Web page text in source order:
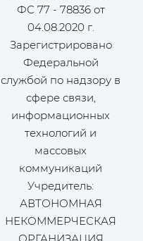
ФС 77 - 78836 от
04.08.2020 г.
Зарегистрировано
Федеральной
службой по надзору в
сфере связи,
информационных
технологий и
массовых
коммуникаций
Учредитель:
АВТОНОМНАЯ
НЕКОММЕРЧЕСКАЯ